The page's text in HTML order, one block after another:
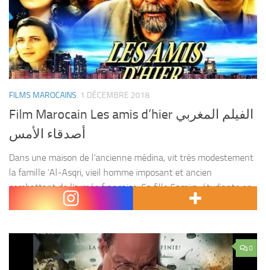
FILMS MAROCAINS 1 DÉCEMBRE 2018
Film Marocain Les amis d’hier الفيلم المغربي
أصدقاء الأمس
Dans une maison de l’ancienne médina, vit très modestement
la famille ‘Al-Asqri, vieil homme imposant et ancien
combattant de l’armée française. Sa fille Samira, étudiante en
droit arrête ses études pour pouvoir faire soigner...
0